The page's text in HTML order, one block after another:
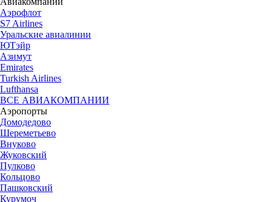
Аэрофлот
S7 Airlines
Уральские авиалинии
ЮТэйр
Азимут
Emirates
Turkish Airlines
Lufthansa
ВСЕ АВИАКОМПАНИИ
Аэропорты
Домодедово
Шереметьево
Внуково
Жуковский
Пулково
Кольцово
Пашковский
Курумоч